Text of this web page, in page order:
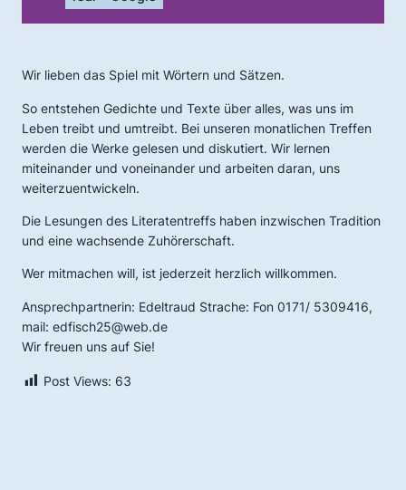
Wir lieben das Spiel mit Wörtern und Sätzen.
So entstehen Gedichte und Texte über alles, was uns im
Leben treibt und umtreibt. Bei unseren monatlichen Treffen
werden die Werke gelesen und diskutiert. Wir lernen
miteinander und voneinander und arbeiten daran, uns
weiterzuentwickeln.
Die Lesungen des Literatentreffs haben inzwischen Tradition
und eine wachsende Zuhörerschaft.
Wer mitmachen will, ist jederzeit herzlich willkommen.
Ansprechpartnerin: Edeltraud Strache: Fon 0171/ 5309416,
mail: edfisch25@web.de
Wir freuen uns auf Sie!
Post Views: 63